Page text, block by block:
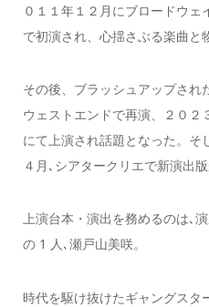
０１１年１２月にブロードウ
で初演され、心揺さぶる楽曲と
その後、ブラッシュアップされ
ウェストエンドで再演、２０２
にて上演され話題となった。そ
４月､シアタークリエで新演出版
上演台本・演出を務めるのは､
の 1 人､瀬戸山美咲。
時代を駆け抜けたギャングスタ